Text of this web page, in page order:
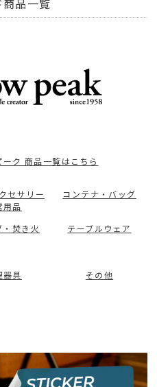
キッチンツール
キッチンツール 食器・カトラリー
品一覧
ク 商品一覧はこちら
セサリー
用品
コンテナ・バッグ
・焚き火 テーブルウェア
器具 その他